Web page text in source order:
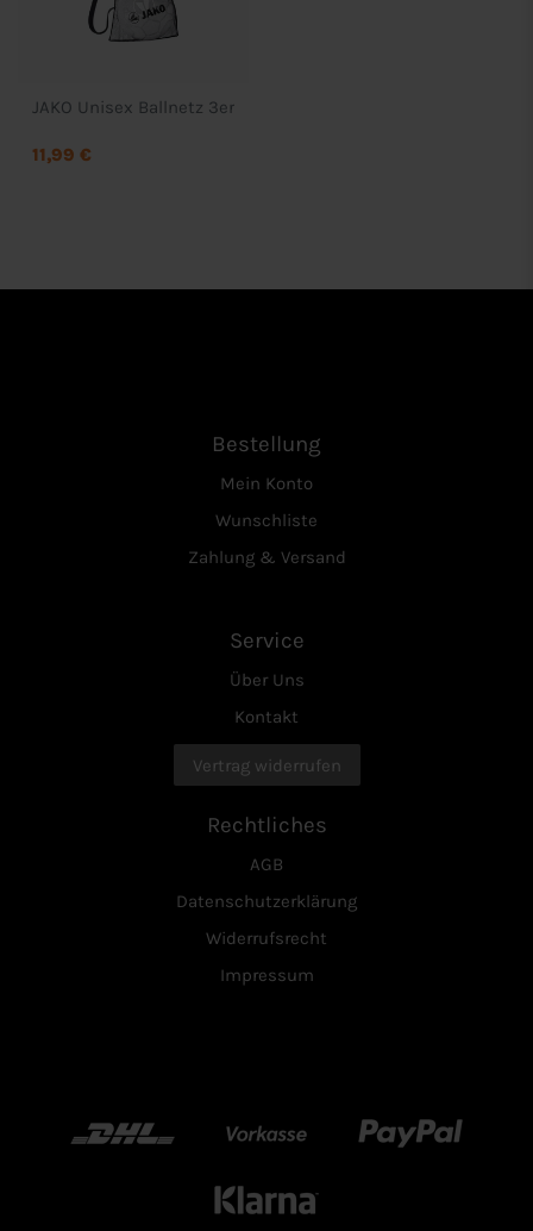
JAKO Unisex Ballnetz 3er
11,99 €
Bestellung
Mein Konto
Wunschliste
Zahlung & Versand
Service
Über Uns
Kontakt
Vertrag widerrufen
Rechtliches
AGB
Datenschutzerklärung
Widerrufsrecht
Impressum
DHL Vorkasse Paypal
Klarn